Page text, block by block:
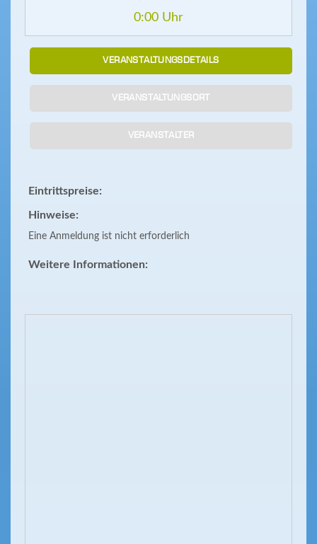
0:00 Uhr
VERANSTALTUNGSDETAILS
VERANSTALTUNGSORT
VERANSTALTER
Eintrittspreise:
Hinweise:
Eine Anmeldung ist nicht erforderlich
Weitere Informationen: